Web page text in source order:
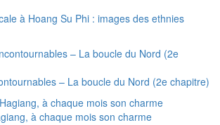
à Hoang Su Phi : images des ethnies
– La boucle du Nord (2e chapitre)
à chaque mois son charme